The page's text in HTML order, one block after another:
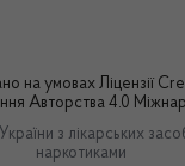
на умовах Ліцензії
Авторства 4.0
з лікарських
наркотиками